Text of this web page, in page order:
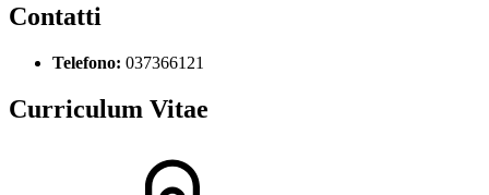
Contatti
Telefono: 037366121
Curriculum Vitae